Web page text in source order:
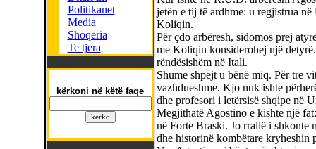
Politikanet
Media
Shoqeria
Te tjera
kërkoni në këtë faqe
jetën e tij të ardhme: u regjistrua
Koliqin.
Për çdo arbëresh, sidomos prej
me Koliqin konsiderohej një
rëndësishëm në Itali.
Shume shpejt u bënë miq. Për tre
vazhdueshme. Kjo nuk ishte
dhe profesori i letërsisë shqipe në
Megjithatë Agostino e kishte një
në Forte Braski. Jo rrallë i shkonte
dhe historinë kombëtare kryheshin